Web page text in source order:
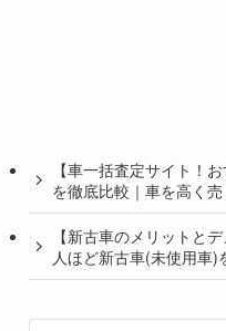
【車一括査定サイト！
を徹底比較｜車を高く
【新古車のメリットと
人ほど新古車(未使用車)